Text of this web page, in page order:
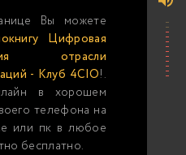
Вы можете
Цифровая
отрасли
- Клуб 4CIO!.
в хорошем
телефона на
или пк в любое
бесплатно.